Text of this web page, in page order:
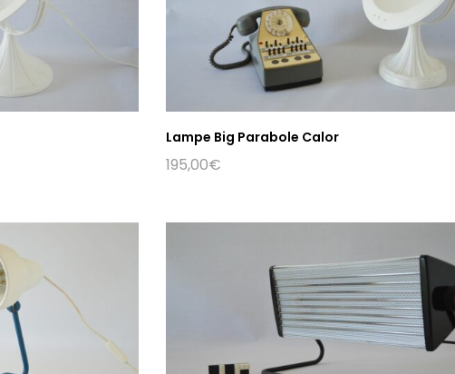
Lampe Big Parabole Calor
195,00€